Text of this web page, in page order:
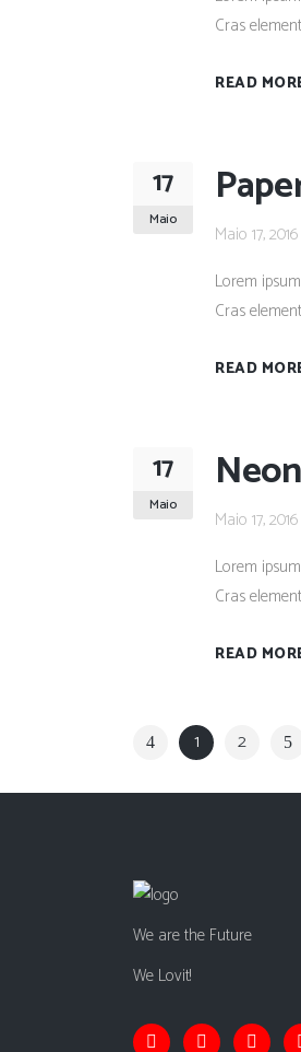
Cras
READ
17
Maio
Maio 17, 2016
Lorem
Cras
READ
17
Maio
Maio 17, 2016
Lorem
Cras
READ
1 2
We are the Future
We Lovit!